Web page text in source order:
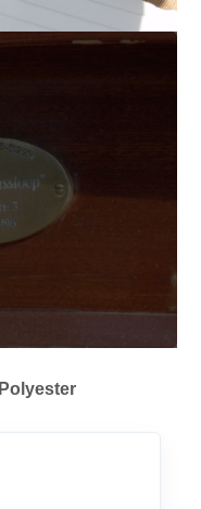
Polyester